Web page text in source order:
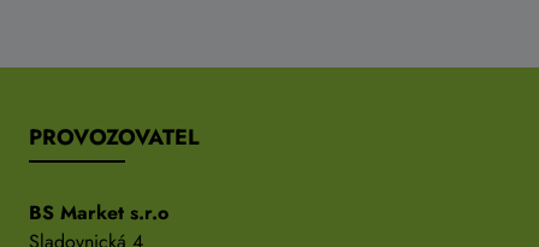
PROVOZOVATEL
BS Market s.r.o
Sladovnická 4